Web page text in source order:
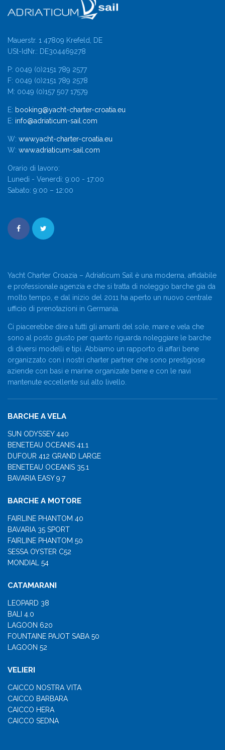
Mauerstr. 1 47809 Krefeld, DE
USt-IdNr.: DE304469278
P: 0049 (0)2151 789 2577
F: 0049 (0)2151 789 2578
M: 0049 (0)157 507 17579
E: booking@yacht-charter-croatia.eu
E: info@adriaticum-sail.com
W: www.yacht-charter-croatia.eu
W: www.adriaticum-sail.com
Orario di lavoro:
Lunedi - Venerdi: 9:00 - 17:00
Sabato: 9:00 – 12:00
Yacht Charter Croazia – Adriaticum Sail è una moderna, affidabile
e professionale agenzia e che si tratta di noleggio barche gia da
molto tempo, e dal inizio del 2011 ha aperto un nuovo centrale
ufficio di prenotazioni in Germania.
Ci piacerebbe dire a tutti gli amanti del sole, mare e vela che
sono al posto giusto per quanto riguarda noleggiare le barche
di diversi modelli e tipi. Abbiamo un rapporto di affari bene
organizzato con i nostri charter partner che sono prestigiose
aziende con basi e marine organizate bene e con le navi
mantenute eccellente sul alto livello.
BARCHE A VELA
SUN ODYSSEY 440
BENETEAU OCEANIS 41.1
DUFOUR 412 GRAND LARGE
BENETEAU OCEANIS 35.1
BAVARIA EASY 9.7
BARCHE A MOTORE
FAIRLINE PHANTOM 40
BAVARIA 35 SPORT
FAIRLINE PHANTOM 50
SESSA OYSTER C52
MONDIAL 54
CATAMARANI
LEOPARD 38
BALI 4.0
LAGOON 620
FOUNTAINE PAJOT SABA 50
LAGOON 52
VELIERI
CAICCO NOSTRA VITA
CAICCO BARBARA
CAICCO HERA
CAICCO SEDNA